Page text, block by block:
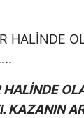
HALİNDE
KAZANIN